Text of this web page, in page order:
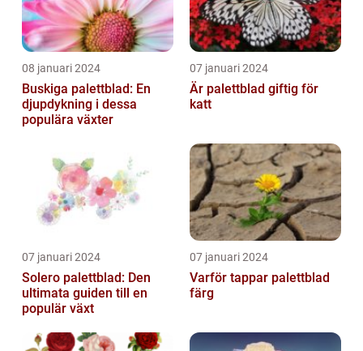
08 januari 2024
Buskiga palettblad: En
djupdykning i dessa
populära växter
07 januari 2024
Är palettblad giftig för
katt
07 januari 2024
Solero palettblad: Den
ultimata guiden till en
populär växt
07 januari 2024
Varför tappar palettblad
färg